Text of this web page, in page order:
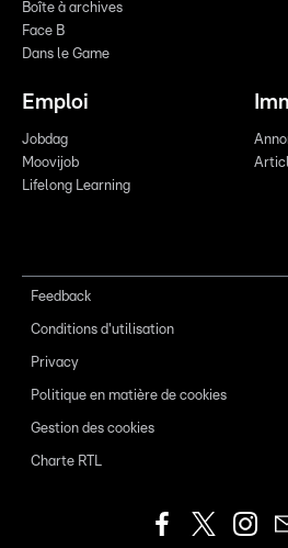
Boîte à archives
Face B
Dans le Game
Emploi
Jobdag
Moovijob
Lifelong Learning
Feedback
Conditions d'utilisation
Privacy
Politique en matière de cookies
Gestion des cookies
Charte RTL